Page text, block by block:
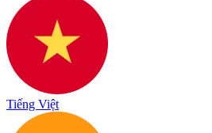
Tiếng Việt